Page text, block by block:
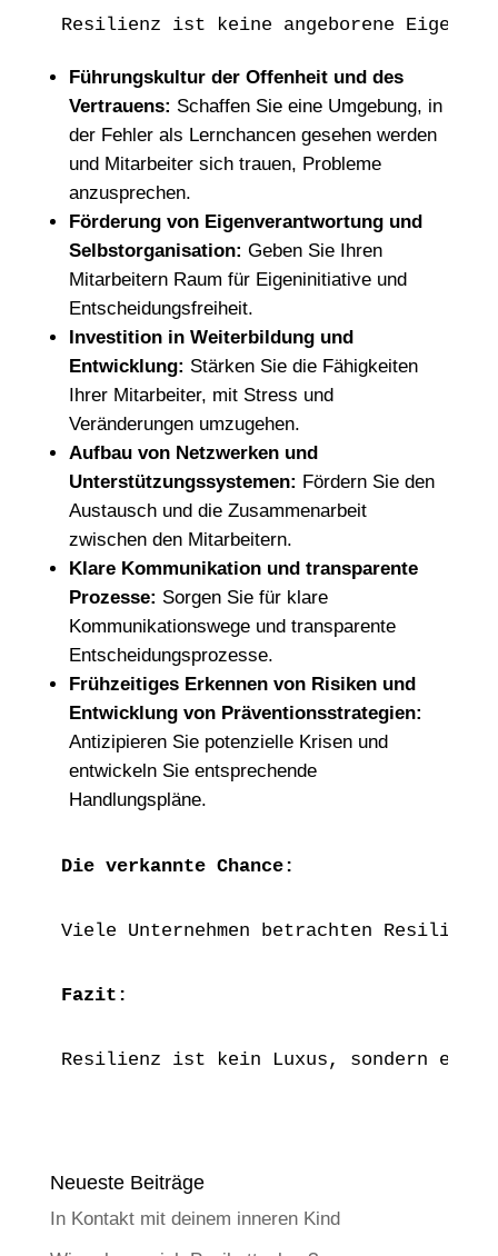
Resilienz ist keine angeborene
Führungskultur der Offenheit und des
Vertrauens: Schaffen Sie eine Umgebung, in
der Fehler als Lernchancen gesehen werden
und Mitarbeiter sich trauen, Probleme
anzusprechen.
Förderung von Eigenverantwortung und
Selbstorganisation: Geben Sie Ihren
Mitarbeitern Raum für Eigeninitiative und
Entscheidungsfreiheit.
Investition in Weiterbildung und
Entwicklung: Stärken Sie die Fähigkeiten
Ihrer Mitarbeiter, mit Stress und
Veränderungen umzugehen.
Aufbau von Netzwerken und
Unterstützungssystemen: Fördern Sie den
Austausch und die Zusammenarbeit
zwischen den Mitarbeitern.
Klare Kommunikation und transparente
Prozesse: Sorgen Sie für klare
Kommunikationswege und transparente
Entscheidungsprozesse.
Frühzeitiges Erkennen von Risiken und
Entwicklung von Präventionsstrategien:
Antizipieren Sie potenzielle Krisen und
entwickeln Sie entsprechende
Handlungspläne.
Die verkannte Chance:
Viele Unternehmen betrachten
Fazit:
Resilienz ist kein Luxus, sondern eine
Neueste Beiträge
In Kontakt mit deinem inneren Kind